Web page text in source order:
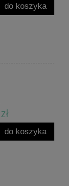
do koszyka
do koszyka